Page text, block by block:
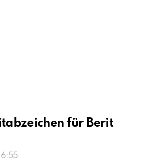
für Berit